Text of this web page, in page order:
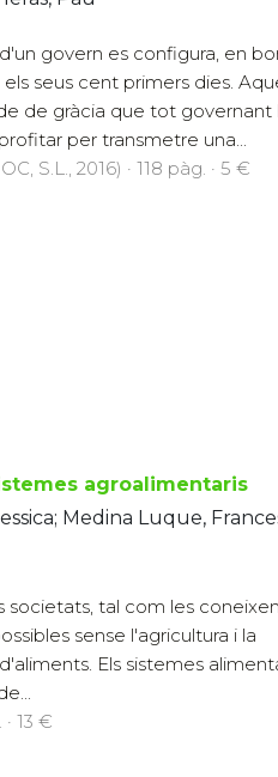
govern es configura, en
els seus cent primers dies.
de gràcia que tot governant
per transmetre una...
S.L., 2016) · 118 pàg. · 5 €
agroalimentaris
Medina Luque,
societats, tal com les
sense l'agricultura i la
Els sistemes
13 €